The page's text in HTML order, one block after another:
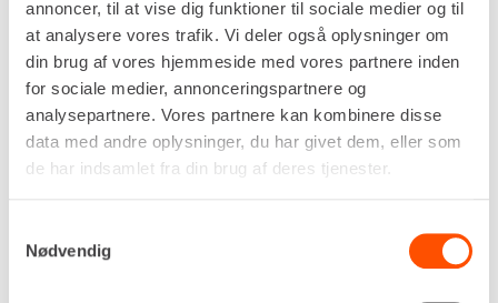
annoncer, til at vise dig funktioner til sociale medier og til
at analysere vores trafik. Vi deler også oplysninger om
din brug af vores hjemmeside med vores partnere inden
for sociale medier, annonceringspartnere og
analysepartnere. Vores partnere kan kombinere disse
data med andre oplysninger, du har givet dem, eller som
de har indsamlet fra din brug af deres tjenester.
Nødvendig
Rækkevidde frem, maks.
3,20 m
Egenvægt
5.100 kg
Pr. dag DKK 2.336,00
Ekskl. moms